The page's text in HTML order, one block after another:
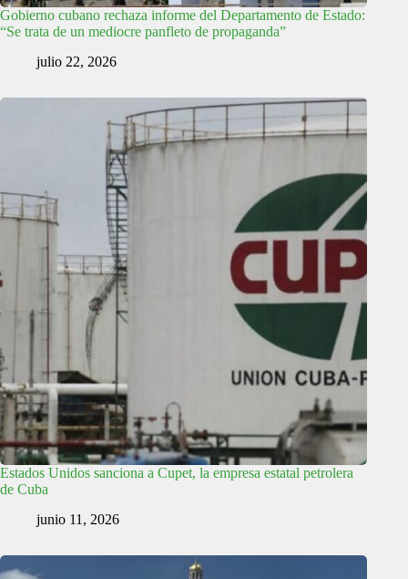
Gobierno cubano rechaza informe del Departamento de Estado:
“Se trata de un mediocre panfleto de propaganda”
julio 22, 2026
Estados Unidos sanciona a Cupet, la empresa estatal petrolera
de Cuba
junio 11, 2026